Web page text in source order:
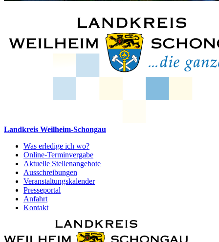
Landkreis Weilheim-Schongau
Was erledige ich wo?
Online-Terminvergabe
Aktuelle Stellenangebote
Ausschreibungen
Veranstaltungskalender
Presseportal
Anfahrt
Kontakt